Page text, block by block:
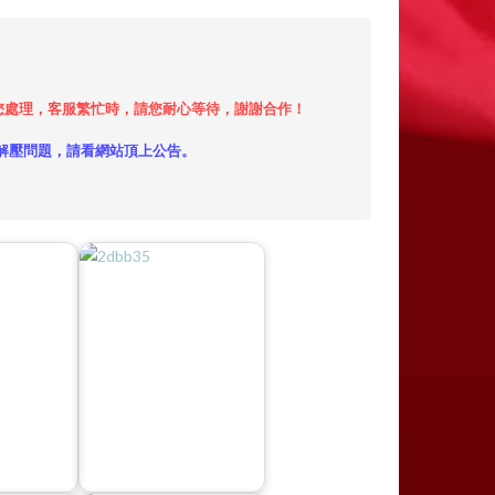
理，客服繁忙時，請您耐心等待，謝謝合作！
問題，請看網站頂上公告。